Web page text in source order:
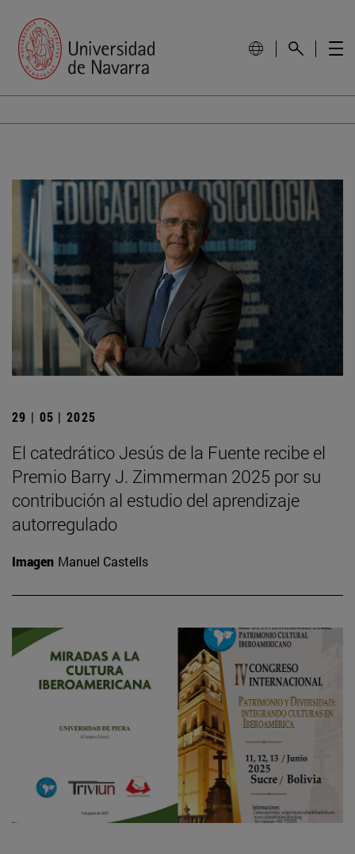
29 | 05 | 2025
El catedrático Jesús de la Fuente recibe el
Premio Barry J. Zimmerman 2025 por su
contribución al estudio del aprendizaje
autorregulado
Imagen Manuel Castells